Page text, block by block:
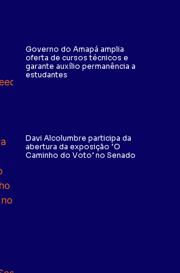
Governo do Amapá amplia
oferta de cursos técnicos e
garante auxílio permanência a
estudantes
Davi Alcolumbre participa da
abertura da exposição ‘O
Caminho do Voto’ no Senado